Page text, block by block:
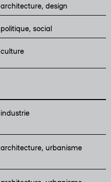
architecture, design
politique, social
culture
industrie
architecture, urbanisme